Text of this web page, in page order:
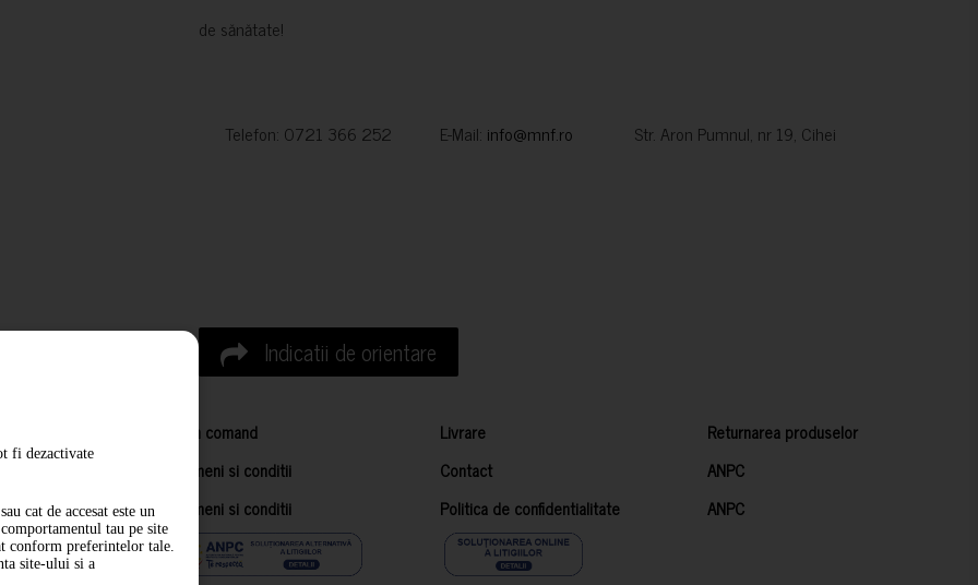
de sănătate!
Telefon: 0721 366 252 E-Mail: info@mnf.ro Str. Aron Pumnul, nr 19, Cihei
Indicatii de orientare
Cum comand Livrare
Returnarea produselor
Termeni si conditii
Contact
ANPC
Termeni si conditii
Politica de confidentialitate ANPC
fi dezactivate
cat de accesat este un
tau pe site
conform preferintelor tale.
site-ului si a